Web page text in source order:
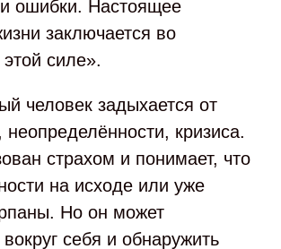
ошибки. Настоящее
заключается во
силе».
человек задыхается от
неопределённости, кризиса.
страхом и понимает, что
на исходе или уже
Но он может
себя и обнаружить